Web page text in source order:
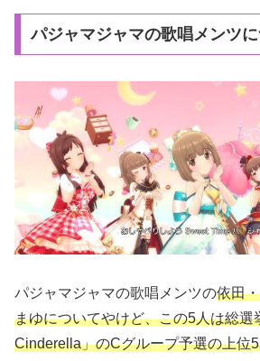
パジャマジャマの歌唱メンツ
パジャマジャマの歌唱メンツの依田
まゆについてやけど、この5人は総選
Cinderella」のCグループ予選の上位